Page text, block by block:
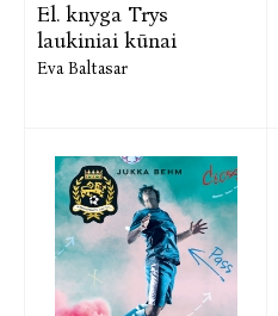
El. knyga Trys
laukiniai kūnai
Eva Baltasar